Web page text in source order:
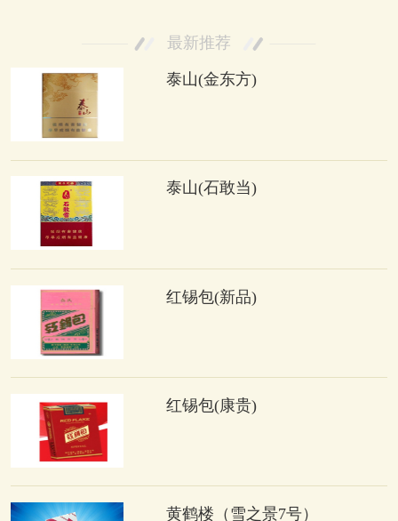
最新推荐
泰山(金东方)
泰山(石敢当)
红锡包(新品)
红锡包(康贵)
黄鹤楼（雪之景7号）